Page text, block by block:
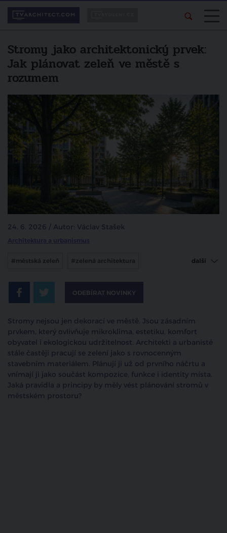
Stromy jako architektonický prvek:
Jak plánovat zeleň ve městě s
rozumem
24. 6. 2026 / Autor: Václav Stašek
Architektura a urbanismus
#městská zeleň #zelená architektura
#stromy ve městě
další
ODEBÍRAT NOVINKY
Stromy nejsou jen dekorací ve městě. Jsou zásadním
prvkem, který ovlivňuje mikroklima, estetiku, komfort
obyvatel i ekologickou udržitelnost. Architekti a urbanisté
stále častěji pracují se zelení jako s rovnocenným
stavebním materiálem. Plánují ji už od prvního náčrtu a
vnímají ji jako součást kompozice, funkce i identity místa.
Jaká pravidla a principy by měly vést plánování stromů v
městském prostoru?